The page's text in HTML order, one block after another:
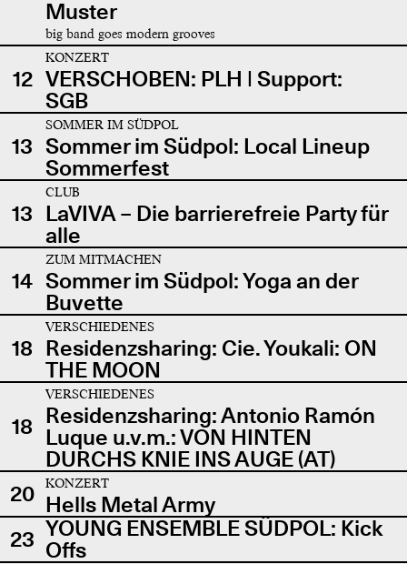
Muster
big band goes modern grooves
12
KONZERT
VERSCHOBEN: PLH | Support:
SGB
13
SOMMER IM SÜDPOL
Sommer im Südpol: Local Lineup
Sommerfest
13
CLUB
LaVIVA – Die barrierefreie Party für
alle
14
ZUM MITMACHEN
Sommer im Südpol: Yoga an der
Buvette
18
VERSCHIEDENES
Residenzsharing: Cie. Youkali: ON
THE MOON
18
VERSCHIEDENES
Residenzsharing: Antonio Ramón
Luque u.v.m.: VON HINTEN
DURCHS KNIE INS AUGE (AT)
20
KONZERT
Hells Metal Army
23 YOUNG ENSEMBLE SÜDPOL: Kick
Offs